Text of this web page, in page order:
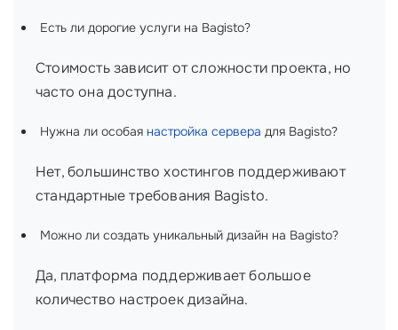
Есть ли дорогие услуги на Bagisto?
Стоимость зависит от сложности проекта, но
часто она доступна.
Нужна ли особая настройка сервера для Bagisto?
Нет, большинство хостингов поддерживают
стандартные требования Bagisto.
Можно ли создать уникальный дизайн на Bagisto?
Да, платформа поддерживает большое
количество настроек дизайна.